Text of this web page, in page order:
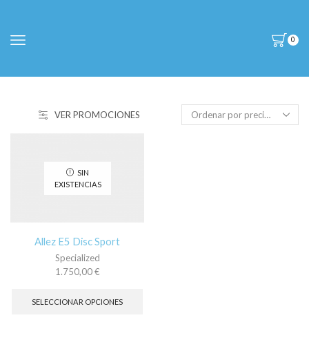
0
VER PROMOCIONES
SIN
EXISTENCIAS
Allez E5 Disc Sport
Specialized
1.750,00€
SELECCIONAR OPCIONES